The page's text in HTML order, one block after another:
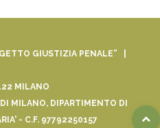
GIUSTIZIA PENALE” |
MILANO
MILANO, DIPARTIMENTO DI
- C.F. 97792250157